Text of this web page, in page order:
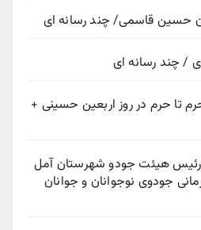
حسین قاسمی/ چند رسانه ای
/ چند رسانه ای
تا حرم در روز اربعین حسینی +
رئیس هیئت جودو شهرستان آمل
جودوی نوجوانان و جوانان